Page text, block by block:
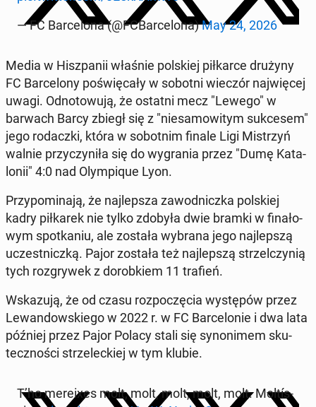
— FC Bar­ce­lo­na (@FCBar­ce­lo­na)May 24, 2026
Media w Hisz­pa­nii właśnie pol­skiej pił­kar­ce drużyny
FC Bar­ce­lo­ny po­świę­ca­ły w sobotni wieczór naj­wię­cej
uwagi. Od­no­to­wu­ją, że ostatni mecz "Lewego" w
barwach Barcy zbiegł się z "nie­sa­mo­wi­tym suk­ce­sem"
jego ro­dacz­ki, która w so­bot­nim finale Ligi Mi­strzyń
walnie przy­czy­ni­ła się do wy­gra­nia przez "Dumę Ka­ta­
lo­nii" 4:0 nad Olym­pi­que Lyon.
Przy­po­mi­na­ją, że naj­lep­sza za­wod­nicz­ka pol­skiej
kadry pił­ka­rek nie tylko zdobyła dwie bramki w fi­na­ło­
wym spo­tka­niu, ale została wybrana jego naj­lep­szą
uczest­nicz­ką. Pajor została też naj­lep­szą strzel­czy­nią
tych roz­gry­wek z do­rob­kiem 11 trafień.
Wska­zu­ją, że od czasu roz­po­czę­cia wy­stę­pów przez
Le­wan­dow­skie­go w 2022 r. w FC Bar­ce­lo­nie i dwa lata
później przez Pajor Polacy stali się sy­no­ni­mem sku­
tecz­no­ści strze­lec­kiej w tym klubie.
T’ho me­re­ixes molt, molt, molt, molt, molt. Mol­tís­